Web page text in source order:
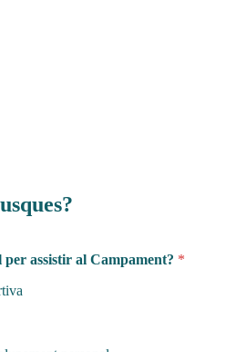
assistir al Campament? *